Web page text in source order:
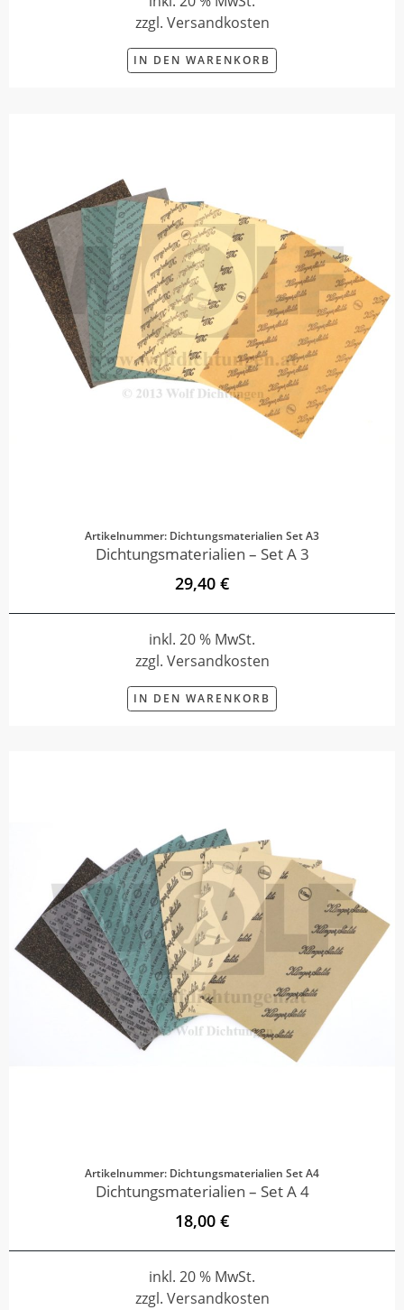
zzgl. Versandkosten
IN DEN WARENKORB
Artikelnummer: Dichtungsmaterialien Set A3
Dichtungsmaterialien – Set A 3
29,40 €
inkl. 20 % MwSt.
zzgl. Versandkosten
IN DEN WARENKORB
Artikelnummer: Dichtungsmaterialien Set A4
Dichtungsmaterialien – Set A 4
18,00 €
inkl. 20 % MwSt.
zzgl. Versandkosten